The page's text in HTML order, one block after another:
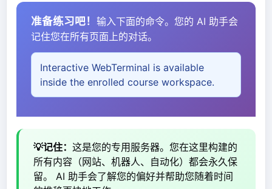
准备练习吧！ 输入下面的命令。您的 AI 助手会
记住您在所有页面上的对话。
Interactive WebTerminal is available
inside the enrolled course workspace.
💡记住： 这是您的专用服务器。您在这里构建的
所有内容（网站、机器人、自动化）都会永久保
留。 AI 助手会了解您的偏好并帮助您随着时间